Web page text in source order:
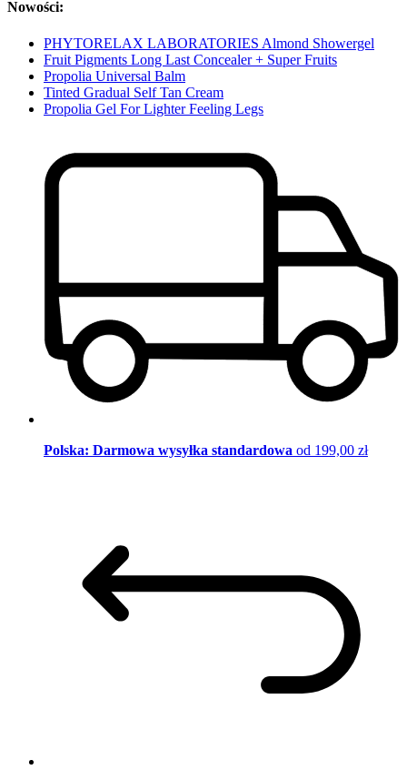
Nowości:
PHYTORELAX LABORATORIES Almond Showergel
Fruit Pigments Long Last Concealer + Super Fruits
Propolia Universal Balm
Tinted Gradual Self Tan Cream
Propolia Gel For Lighter Feeling Legs
Polska: Darmowa wysyłka standardowa od 199,00 zł